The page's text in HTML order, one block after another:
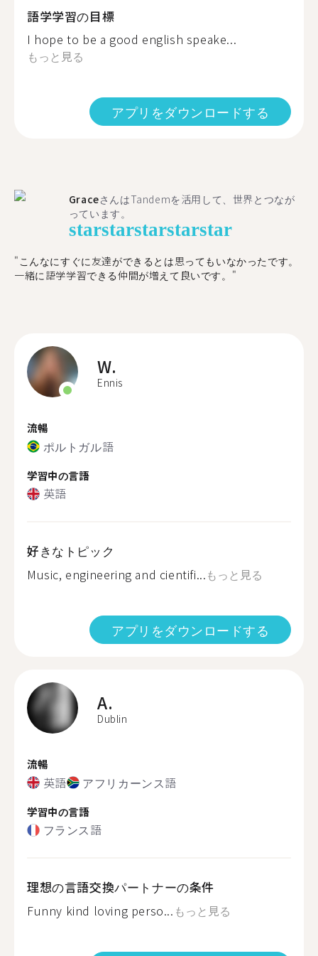
語学学習の目標
I hope to be a good english speake...
もっと見る
アプリをダウンロードする
GraceさんはTandemを活用して、世界とつなが
っています。
starstarstarstarstar
"こんなにすぐに友達ができるとは思ってもいなかったです。
一緒に語学学習できる仲間が増えて良いです。"
W.
Ennis
流暢
ポルトガル語
学習中の言語
英語
好きなトピック
Music, engineering and cientifi...もっと見る
アプリをダウンロードする
A.
Dublin
流暢
英語 アフリカーンス語
学習中の言語
フランス語
理想の言語交換パートナーの条件
Funny kind loving perso... もっと見る